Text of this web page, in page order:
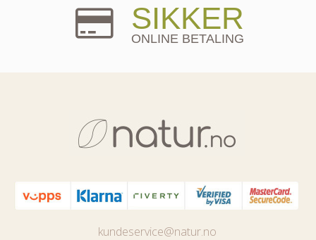
SIKKER
ONLINE BETALING
kundeservice@natur.no